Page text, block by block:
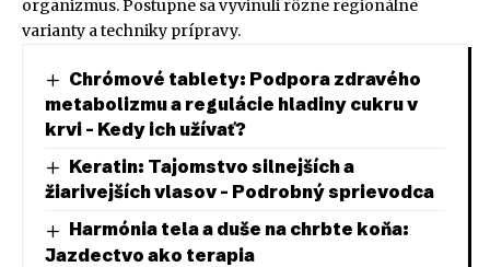
organizmus. Postupne sa vyvinuli rôzne regionálne
varianty a techniky prípravy.
Chrómové tablety: Podpora zdravého
metabolizmu a regulácie hladiny cukru v
krvi – Kedy ich užívať?
Keratin: Tajomstvo silnejších a
žiarivejších vlasov – Podrobný sprievodca
Harmónia tela a duše na chrbte koňa:
Jazdectvo ako terapia